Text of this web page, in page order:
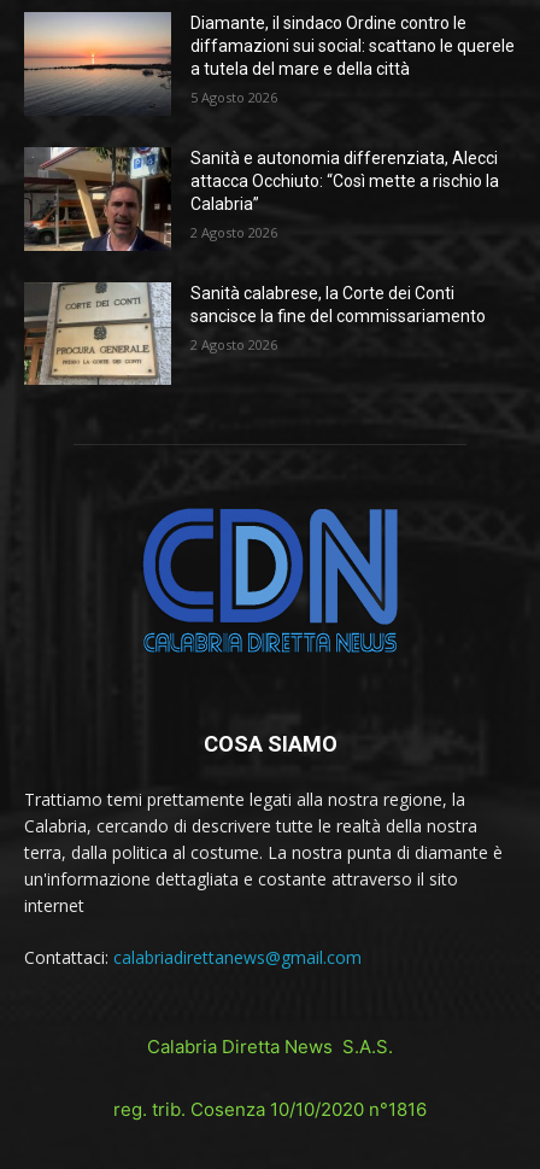
Diamante, il sindaco Ordine contro le
diffamazioni sui social: scattano le querele
a tutela del mare e della città
5 Agosto 2026
Sanità e autonomia differenziata, Alecci
attacca Occhiuto: “Così mette a rischio la
Calabria”
2 Agosto 2026
Sanità calabrese, la Corte dei Conti
sancisce la fine del commissariamento
2 Agosto 2026
COSA SIAMO
Trattiamo temi prettamente legati alla nostra regione, la
Calabria, cercando di descrivere tutte le realtà della nostra
terra, dalla politica al costume. La nostra punta di diamante è
un'informazione dettagliata e costante attraverso il sito
internet
Contattaci: calabriadirettanews@gmail.com
Calabria Diretta News S.A.S.
reg. trib. Cosenza 10/10/2020 n°1816